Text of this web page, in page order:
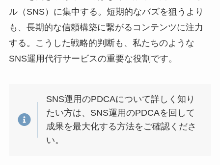
ル（SNS）に集中する。短期的なバズを狙うより
も、長期的な信頼構築に繋がるコンテンツに注力
する。こうした戦略的判断も、私たちのような
SNS運用代行サービスの重要な役割です。
SNS運用のPDCAについて詳しく知り
たい方は、SNS運用のPDCAを回して
成果を最大化する方法をご確認くださ
い。